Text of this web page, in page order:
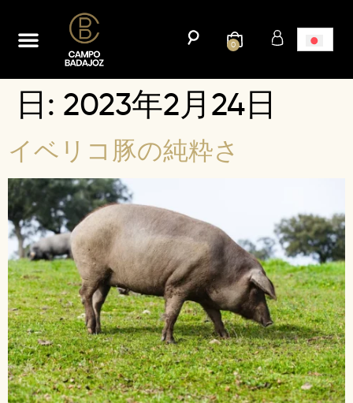
0
日: 2023年2月24日
イベリコ豚の純粋さ